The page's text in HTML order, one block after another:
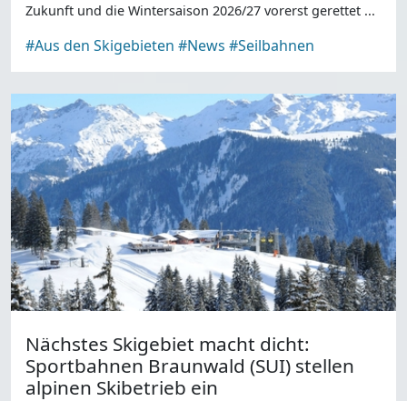
Zukunft und die Wintersaison 2026/27 vorerst gerettet ...
#Aus den Skigebieten #News #Seilbahnen
Nächstes Skigebiet macht dicht:
Sportbahnen Braunwald (SUI) stellen
alpinen Skibetrieb ein